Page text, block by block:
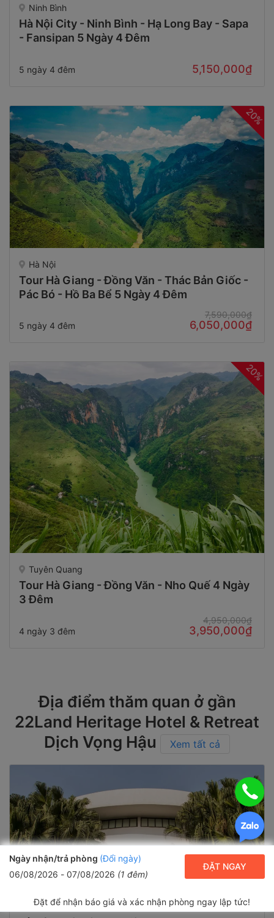
Ngày nhận/trả phòng (Đổi ngày)
06/08/2026 - 07/08/2026 (1 đêm)
ĐẶT NGAY
Đặt để nhận báo giá và xác nhận phòng ngay lập tức!
Ninh Bình
Hà Nội City - Ninh Bình - Hạ Long Bay - Sapa
- Fansipan 5 Ngày 4 Đêm
5 ngày 4 đêm 5,150,000₫
20%
Hà Nội
Tour Hà Giang - Đồng Văn - Thác Bản Giốc -
Pác Bó - Hồ Ba Bể 5 Ngày 4 Đêm
5 ngày 4 đêm
7,590,000₫
6,050,000₫
20%
Tuyên Quang
Tour Hà Giang - Đồng Văn - Nho Quế 4 Ngày
3 Đêm
4 ngày 3 đêm
4,950,000₫
3,950,000₫
Địa điểm thăm quan ở gần
22Land Heritage Hotel & Retreat
Dịch Vọng Hậu
Xem tất cả